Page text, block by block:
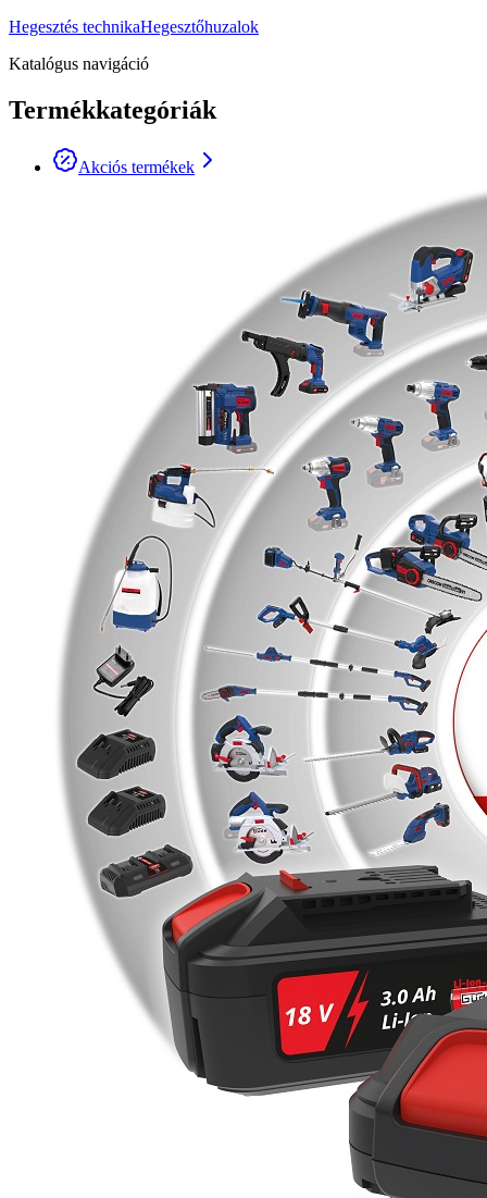
Hegesztés technikaHegesztőhuzalok
Katalógus navigáció
Termékkategóriák
Akciós termékek